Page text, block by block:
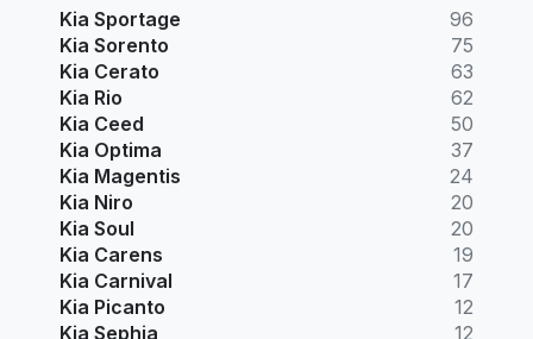
Kia Sportage
96
Kia Sorento
75
Kia Cerato
63
Kia Rio
62
Kia Ceed
50
Kia Optima
37
Kia Magentis
24
Kia Niro
20
Kia Soul
20
Kia Carens
19
Kia Carnival
17
Kia Picanto
12
Kia Sephia
12